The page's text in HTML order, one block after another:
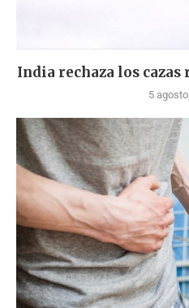
India rechaza los cazas
5